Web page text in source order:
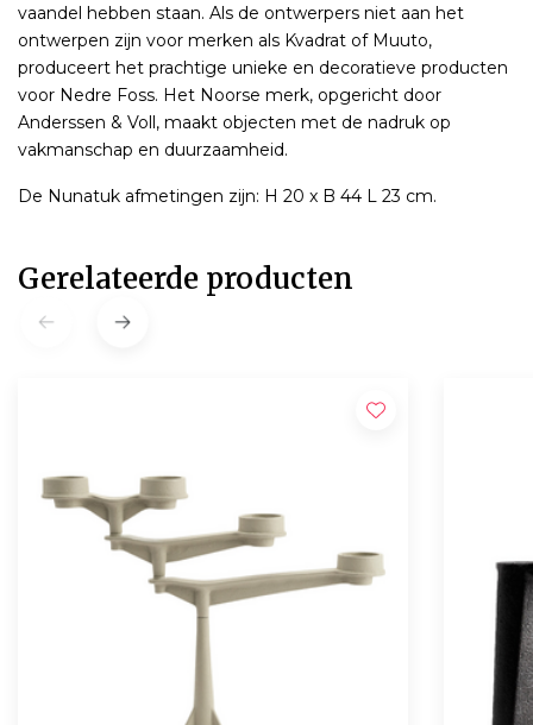
vaandel hebben staan. Als de ontwerpers niet aan het
ontwerpen zijn voor merken als Kvadrat of Muuto,
produceert het prachtige unieke en decoratieve producten
voor Nedre Foss. Het Noorse merk, opgericht door
Anderssen & Voll, maakt objecten met de nadruk op
vakmanschap en duurzaamheid.
De Nunatuk afmetingen zijn: H 20 x B 44 L 23 cm.
Gerelateerde producten